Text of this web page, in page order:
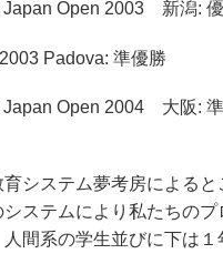
Japan Open 2003 新潟:
Padova: 準優勝
Japan Open 2004 大阪:
システム夢考房による
システムにより私たちの
間系の学生並びに下は